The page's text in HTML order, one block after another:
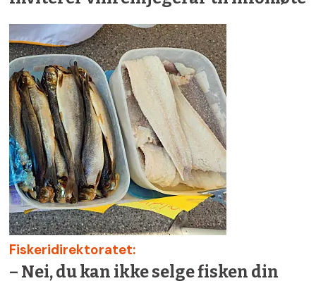
Fiskeridirektoratet:
– Nei, du kan ikke selge fisken din